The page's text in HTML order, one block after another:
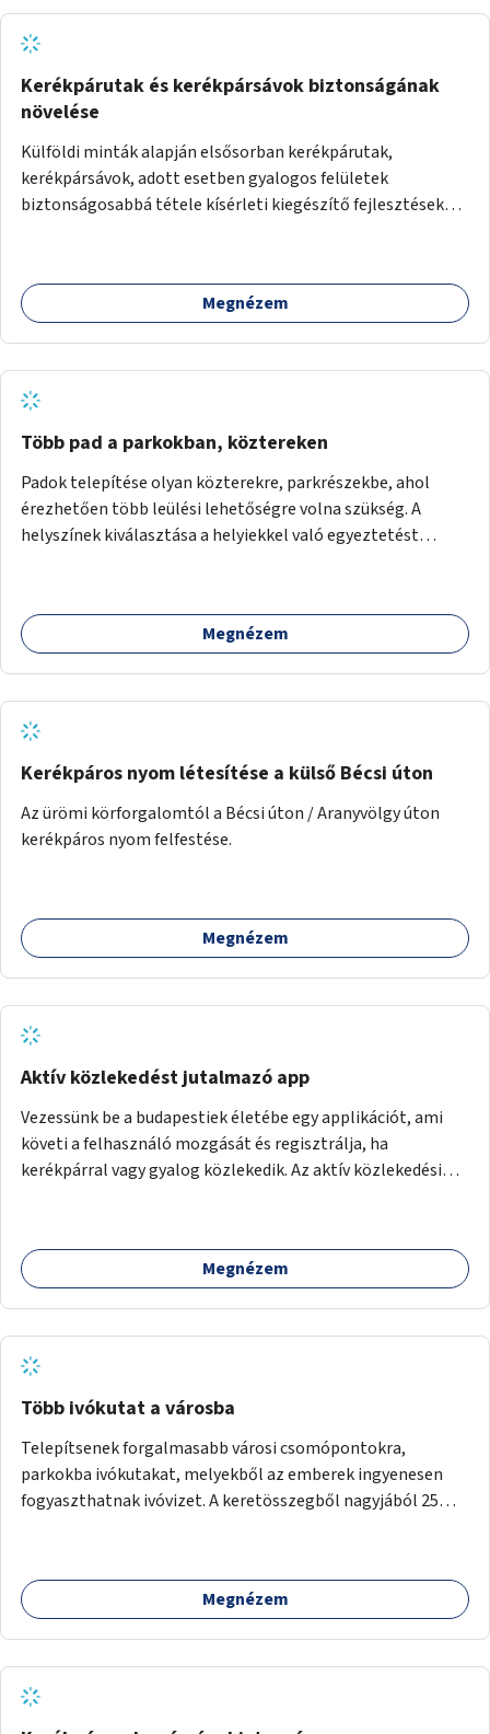
Kerékpárutak és kerékpársávok biztonságának
növelése
Külföldi minták alapján elsősorban kerékpárutak,
kerékpársávok, adott esetben gyalogos felületek
biztonságosabbá tétele kísérleti kiegészítő fejlesztésekkel
Megnézem
Több pad a parkokban, köztereken
Padok telepítése olyan közterekre, parkrészekbe, ahol
érezhetően több leülési lehetőségre volna szükség. A
helyszínek kiválasztása a helyiekkel való egyeztetést
Megnézem
Kerékpáros nyom létesítése a külső Bécsi úton
Az ürömi körforgalomtól a Bécsi úton / Aranyvölgy úton
kerékpáros nyom felfestése.
Megnézem
Aktív közlekedést jutalmazó app
Vezessünk be a budapestiek életébe egy applikációt, ami
követi a felhasználó mozgását és regisztrálja, ha
kerékpárral vagy gyalog közlekedik. Az aktív közlekedési
felhasználó.
Megnézem
Több ivókutat a városba
Telepítsenek forgalmasabb városi csomópontokra,
parkokba ivókutakat, melyekből az emberek ingyenesen
fogyaszthatnak ivóvizet. A keretösszegből nagyjából 25
Megnézem